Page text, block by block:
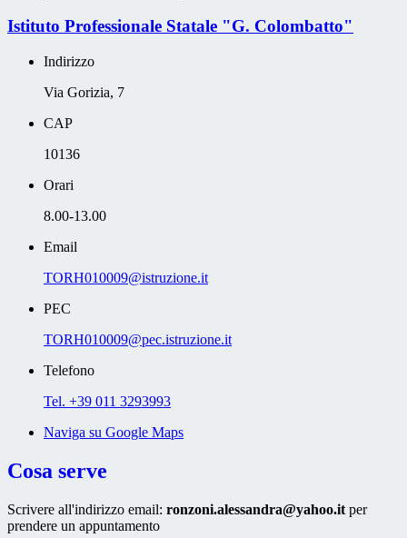
Istituto Professionale Statale "G. Colombatto"
Indirizzo
Via Gorizia, 7
CAP
10136
Orari
8.00-13.00
Email
TORH010009@istruzione.it
PEC
TORH010009@pec.istruzione.it
Telefono
Tel. +39 011 3293993
Naviga su Google Maps
Cosa serve
Scrivere all'indirizzo email: ronzoni.alessandra@yahoo.it per
prendere un appuntamento